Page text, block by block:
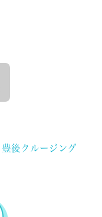
豊後クルージング